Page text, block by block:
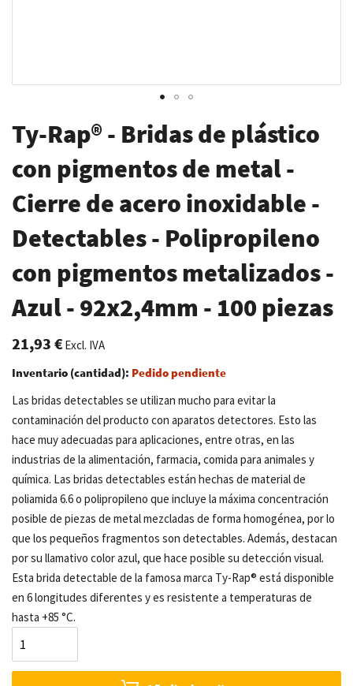
de
la
galería
de
Ty-Rap® - Bridas de plástico
con pigmentos de metal -
Cierre de acero inoxidable -
Detectables - Polipropileno
con pigmentos metalizados -
Azul - 92x2,4mm - 100 piezas
21,93 €Excl. IVA
Inventario (cantidad): Pedido pendiente
Las bridas detectables se utilizan mucho para evitar la
contaminación del producto con aparatos detectores. Esto las
hace muy adecuadas para aplicaciones, entre otras, en las
industrias de la alimentación, farmacia, comida para animales y
química. Las bridas detectables están hechas de material de
poliamida 6.6 o polipropileno que incluye la máxima concentración
posible de piezas de metal mezcladas de forma homogénea, por lo
que los pequeños fragmentos son detectables. Además, destacan
por su llamativo color azul, que hace posible su detección visual.
Esta brida detectable de la famosa marca Ty-Rap® está disponible
en 6 longitudes diferentes y es resistente a temperaturas de
hasta +85 °C.